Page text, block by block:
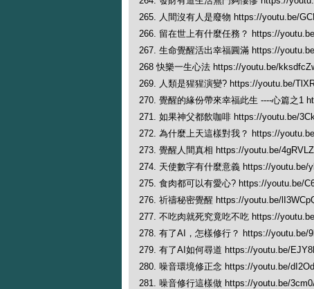
265. 人間沒有人是廢物 https://youtu.be/
266. 留在世上有什麼任務？ https://
267. 生命覺醒活出幸福圓滿 https://
268 快樂一生心法 https://youtu.be/
269. 人類是猩猩演變? https://youtu.be/
270. 覺醒的緣份帶來幸福此生 ----心篇之1
271. 如果神父都飲咖啡 https://youtu.be/
272. 為什麼上天這樣對我？ https://
273. 覺醒人間真相 https://youtu.be/
274. 天使數字有什麼意義 https://youtu.be/
275. 食肉都可以有愛心? https://youtu.be/
276. 祈禱秘密覺醒 https://youtu.be/
277. 不吃肉就死究竟吃不吃 https://
278. 有了AI，怎樣修行？ https://youtu.be/
279. 有了AI如何尋道 https://youtu.be/
280. 噪音環境修正念 https://youtu.be/
281. 噪音修行這樣做 https://youtu.be/